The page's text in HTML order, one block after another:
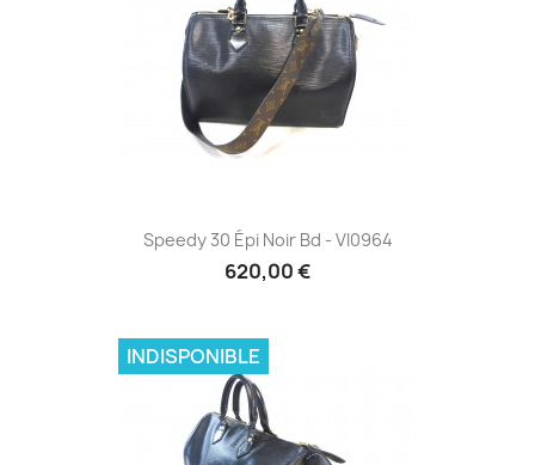
Speedy 30 Épi Noir Bd - VI0964
620,00 €
INDISPONIBLE